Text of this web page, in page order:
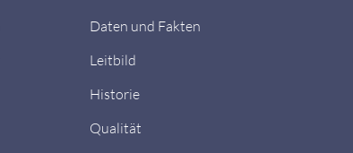
Daten und Fakten
Leitbild
Historie
Qualität